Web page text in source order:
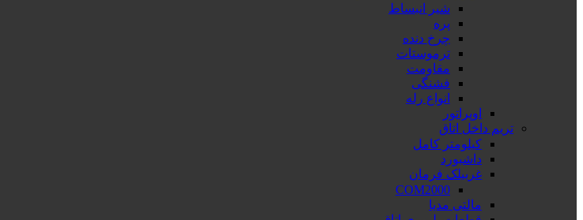
شیر انبساط
پره
چرخ دنده
ترموستات
مقاومت
فشنگی
انواع رله
اوپراتور
تریم داخل اتاق
کیلومتر کامل
داشبورد
غربیلک فرمان
COM2000
مالتی مدیا